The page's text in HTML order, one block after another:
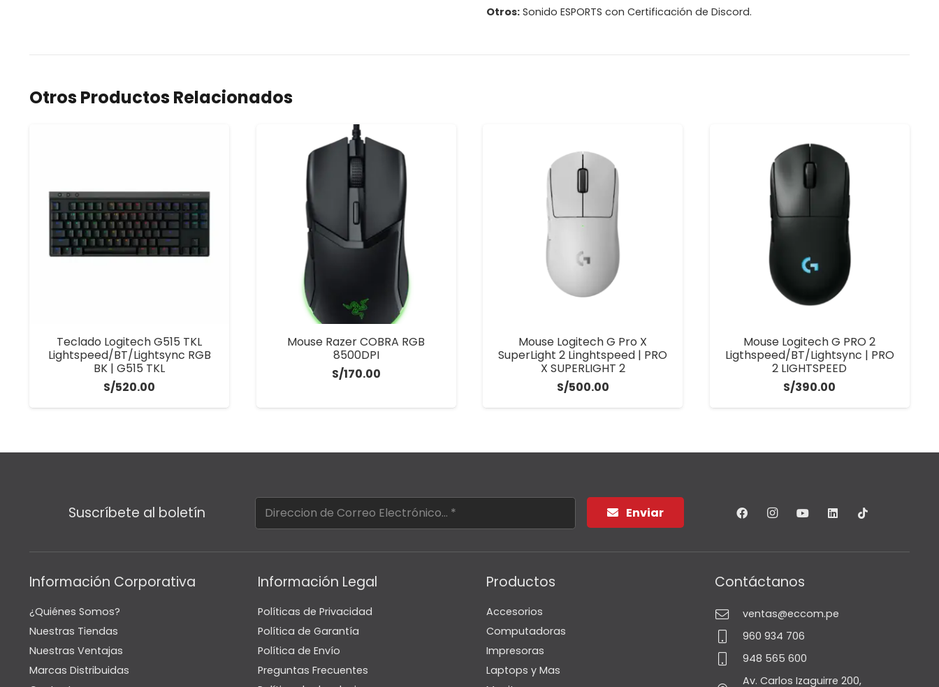
Otros: Sonido ESPORTS con Certificación de Discord.
Otros Productos Relacionados
Teclado Logitech G515 TKL
Lightspeed/BT/Lightsync RGB
BK | G515 TKL
S/520.00
Mouse Razer COBRA RGB
8500DPI
S/170.00
Mouse Logitech G Pro X
SuperLight 2 Linghtspeed | PRO
X SUPERLIGHT 2
S/500.00
Mouse Logitech G PRO 2
Ligthspeed/BT/Lightsync | PRO
2 LIGHTSPEED
S/390.00
Suscríbete al boletín Enviar
Información Corporativa
¿Quiénes Somos?
Nuestras Tiendas
Nuestras Ventajas
Marcas Distribuidas
Información Legal
Políticas de Privacidad
Política de Garantía
Política de Envío
Preguntas Frecuentes
Productos
Accesorios
Computadoras
Impresoras
Laptops y Mas
Contáctanos
ventas@eccom.pe
960 934 706
948 565 600
Av. Carlos Izaguirre 200,